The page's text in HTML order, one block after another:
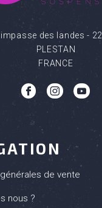
impasse des landes -
PLESTAN
FRANCE
b c q
de vente
nous ?